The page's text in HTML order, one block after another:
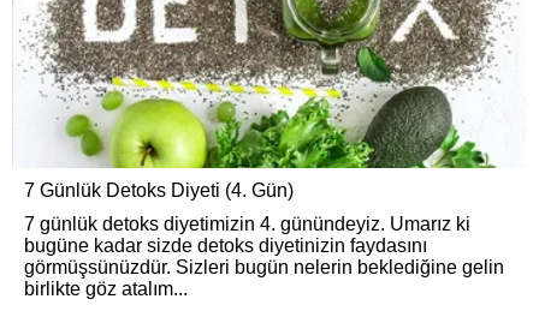
7 Günlük Detoks Diyeti (4. Gün)
7 günlük detoks diyetimizin 4. günündeyiz. Umarız ki
bugüne kadar sizde detoks diyetinizin faydasını
görmüşsünüzdür. Sizleri bugün nelerin beklediğine gelin
birlikte göz atalım...